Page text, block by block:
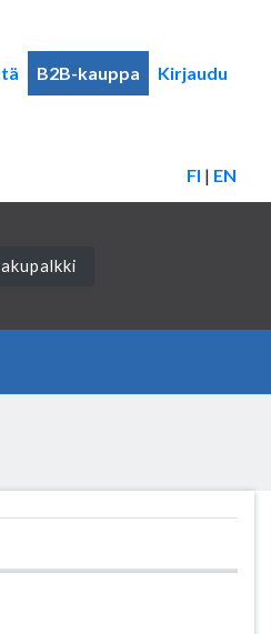
B2B-kauppa Kirjaudu
FI | EN